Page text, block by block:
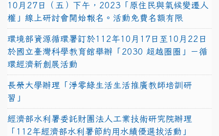
10月27日（五）下午，2023「原住民與氣候變遷人
權」線上研討會開始報名。活動免費名額有限
環境部資源循環署訂於112年10月17日至10月22日
於國立臺灣科學教育館舉辦「2030 超越圈圈」－循
環經濟新創展活動
長榮大學辦理「淨零綠生活生活推廣教師培訓研
習」
經濟部水利署委託財團法人工業技術研究院辦理
「112年經濟部水利署節約用水績優選拔活動」